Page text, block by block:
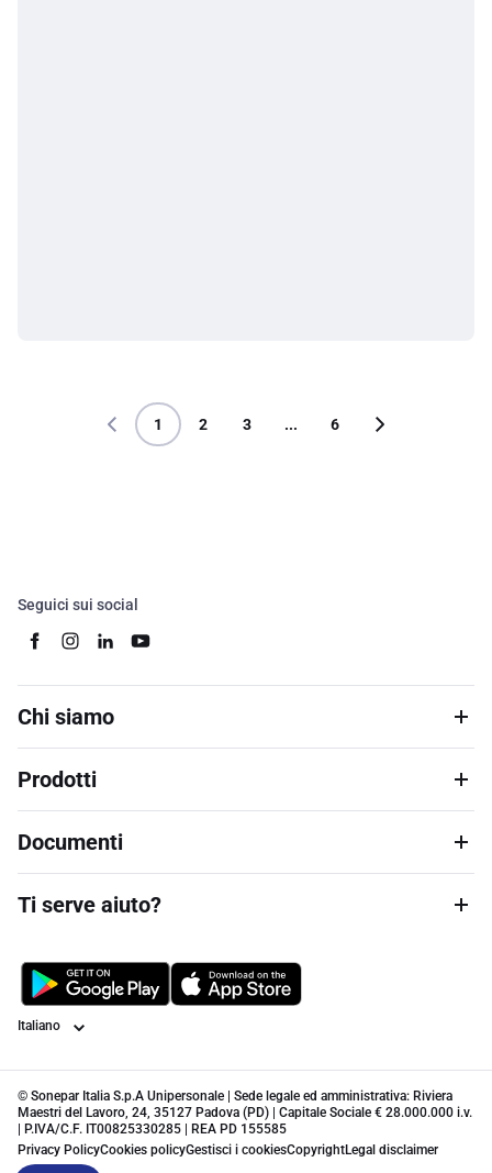
1 2 3 ... 6
Seguici sui social
Chi siamo
Prodotti
Documenti
Ti serve aiuto?
Lingua
© Sonepar Italia S.p.A Unipersonale | Sede legale ed amministrativa: Riviera
Maestri del Lavoro, 24, 35127 Padova (PD) | Capitale Sociale € 28.000.000 i.v.
| P.IVA/C.F. IT00825330285 | REA PD 155585
Privacy PolicyCookies policyGestisci i cookiesCopyrightLegal disclaimer